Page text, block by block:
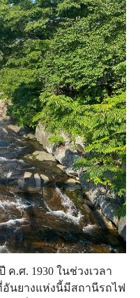
.ศ. 1930 ในช่วงเวลา
นยางแห่งนี้มีสถานีรถไฟ